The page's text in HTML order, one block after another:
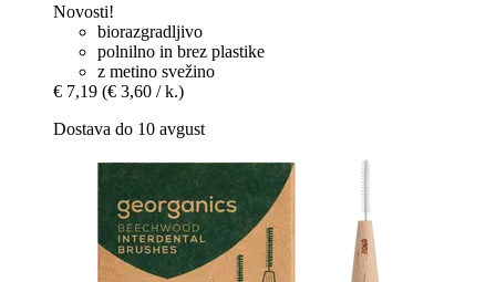
Novosti!
biorazgradljivo
polnilno in brez plastike
z metino svežino
€ 7,19 (€ 3,60 / k.)
Dostava do 10 avgust